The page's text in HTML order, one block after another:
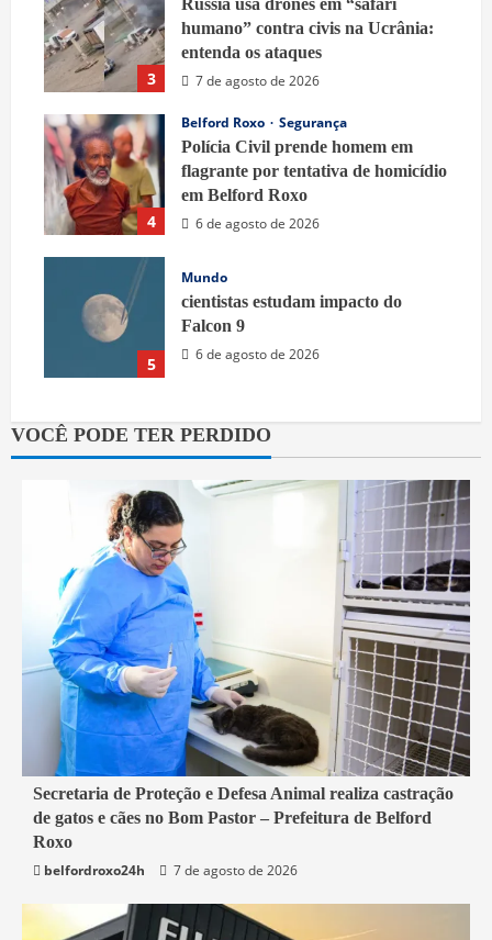
3
Rússia usa drones em “safári
humano” contra civis na Ucrânia:
entenda os ataques
7 de agosto de 2026
4
Belford Roxo
Segurança
Polícia Civil prende homem em
flagrante por tentativa de homicídio
em Belford Roxo
6 de agosto de 2026
5
Mundo
cientistas estudam impacto do
Falcon 9
6 de agosto de 2026
VOCÊ PODE TER PERDIDO
2 min read
Belford Roxo
Secretaria de Proteção e Defesa Animal realiza castração
de gatos e cães no Bom Pastor – Prefeitura de Belford
Roxo
belfordroxo24h
7 de agosto de 2026